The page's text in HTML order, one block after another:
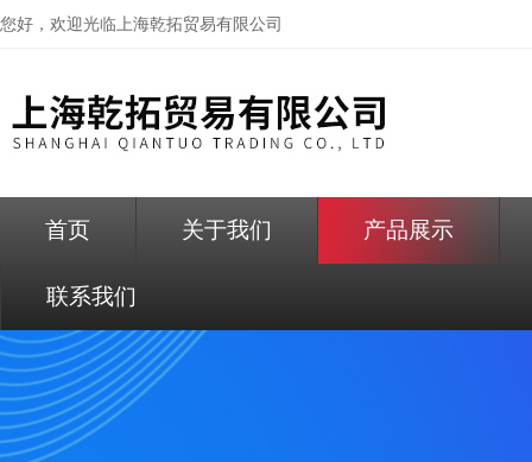
您好，欢迎光临上海乾拓贸易有限公司
首页 关于我们 产品展示
联系我们